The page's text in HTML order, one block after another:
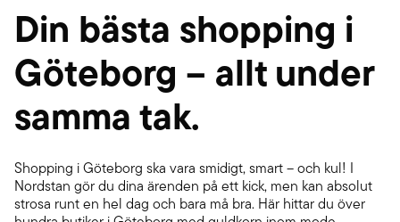
Din bästa shopping i
Göteborg – allt under
samma tak.
Shopping i Göteborg ska vara smidigt, smart – och kul! I
Nordstan gör du dina ärenden på ett kick, men kan absolut
strosa runt en hel dag och bara må bra. Här hittar du över